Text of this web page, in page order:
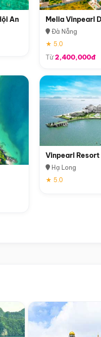
An Melia Vinpearl
Đà Nẵng
★ 5.0
Từ2,400,000đ
Vinpearl Resort
Hạ Long
★ 5.0